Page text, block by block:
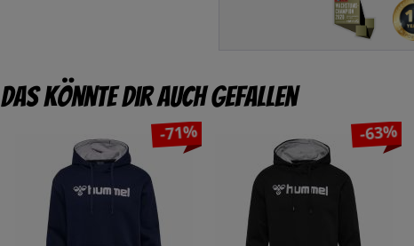
Das könnte dir auch gefallen
-71% -63%